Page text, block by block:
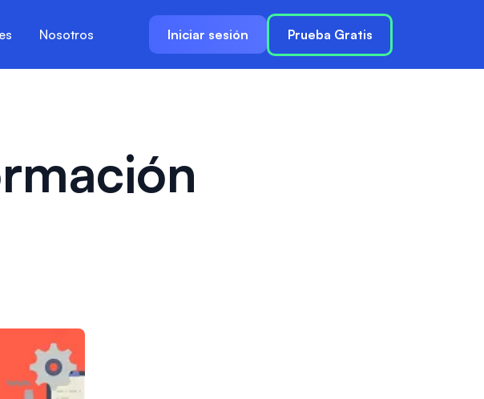
Nosotros Iniciar sesión Prueba Gratis